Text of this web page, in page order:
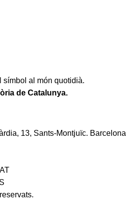
símbol al món quotidià.
de Catalunya.
13, Sants-Montjuïc. Barcelona